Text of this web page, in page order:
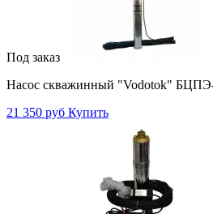
Под заказ
Насос скважинный "Vodotok"
21 350 руб Купить